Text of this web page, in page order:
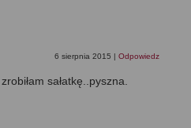
6 sierpnia 2015 | Odpowiedz
sałatkę..pyszna.